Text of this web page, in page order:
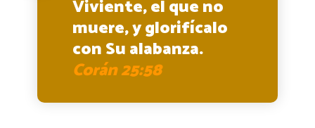
Viviente, el que no
muere, y glorifícalo
con Su alabanza.
Corán 25:58